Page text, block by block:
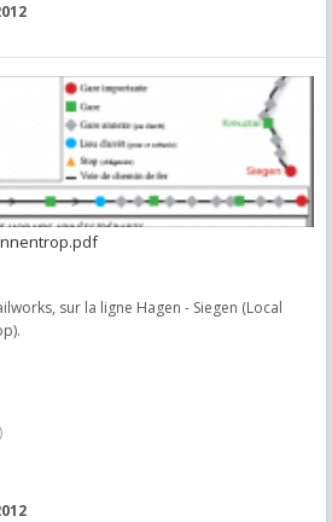
sur la ligne Hagen - Siegen (Local